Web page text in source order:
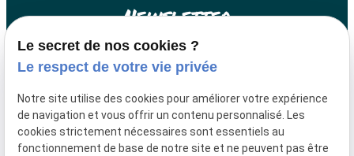
Newsletter
Recevez nos derniès informations
Suivez nous sur
les réseaux :
Le secret de nos cookies ?
Le respect de votre vie privée
Notre site utilise des cookies pour améliorer votre expérience
de navigation et vous offrir un contenu personnalisé. Les
cookies strictement nécessaires sont essentiels au
fonctionnement de base de notre site et ne peuvent pas être